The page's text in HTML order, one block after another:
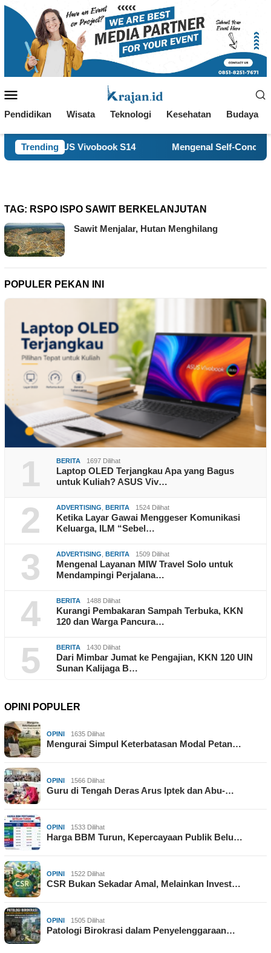
Loncat
Mobile
Pendidikan Wisata Teknologi Kesehatan Budaya
Trending
ASUS Vivobook S14 Mengenal Self-Concept, Kunci
TAG: RSPO ISPO SAWIT BERKELANJUTAN
Sawit Menjalar, Hutan Menghilang
POPULER PEKAN INI
1 BERITA 1697 Dilihat
Laptop OLED Terjangkau Apa yang Bagus
untuk Kuliah? ASUS Viv…
2 ADVERTISING BERITA 1524 Dilihat
Ketika Layar Gawai Menggeser Komunikasi
Keluarga, ILM “Sebel…
3 ADVERTISING BERITA 1509 Dilihat
Mengenal Layanan MIW Travel Solo untuk
Mendampingi Perjalana…
4 BERITA 1488 Dilihat
Kurangi Pembakaran Sampah Terbuka, KKN
120 dan Warga Pancura…
5 BERITA 1430 Dilihat
Dari Mimbar Jumat ke Pengajian, KKN 120 UIN
Sunan Kalijaga B…
OPINI POPULER
OPINI 1635 Dilihat
Mengurai Simpul Keterbatasan Modal Petan…
OPINI 1566 Dilihat
Guru di Tengah Deras Arus Iptek dan Abu-…
OPINI 1533 Dilihat
Harga BBM Turun, Kepercayaan Publik Belu…
OPINI 1522 Dilihat
CSR Bukan Sekadar Amal, Melainkan Invest…
OPINI 1505 Dilihat
Patologi Birokrasi dalam Penyelenggaraan…